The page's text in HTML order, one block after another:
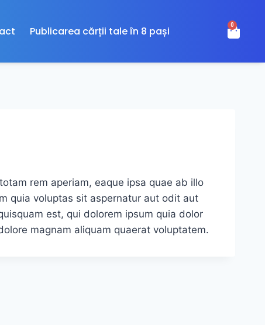
Publicarea cărții tale în 8 pași 0
rem aperiam, eaque ipsa quae ab illo
quia voluptas sit aspernatur aut odit aut
est, qui dolorem ipsum quia dolor
magnam aliquam quaerat voluptatem.